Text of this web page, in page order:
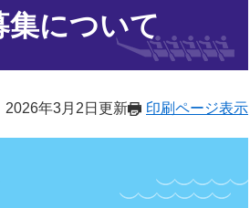
集について
2026年3月2日更新 印刷ページ表示